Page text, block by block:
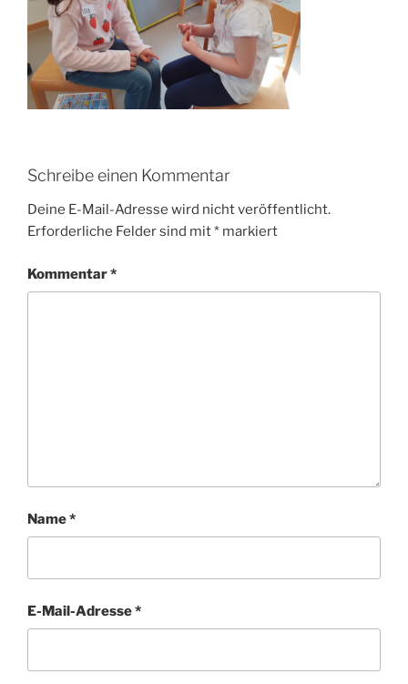
Schreibe einen Kommentar
Deine E-Mail-Adresse wird nicht veröffentlicht.
Erforderliche Felder sind mit* markiert
Kommentar*
Name*
E-Mail-Adresse*